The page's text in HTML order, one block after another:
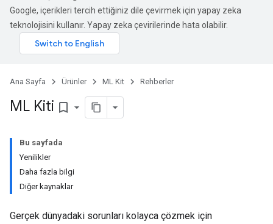
Google, içerikleri tercih ettiğiniz dile çevirmek için yapay zeka
teknolojisini kullanır. Yapay zeka çevirilerinde hata olabilir.
Ana Sayfa Ürünler ML Kit Rehberler
ML Kiti bookmark_border
Bu sayfada
Yenilikler
Daha fazla bilgi
Diğer kaynaklar
Gerçek dünyadaki sorunları kolayca çözmek için